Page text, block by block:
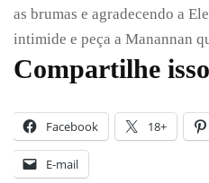
as brumas e agradecendo a
intimide e peça a Manannan
Compartilhe
Facebook 18+
E-mail